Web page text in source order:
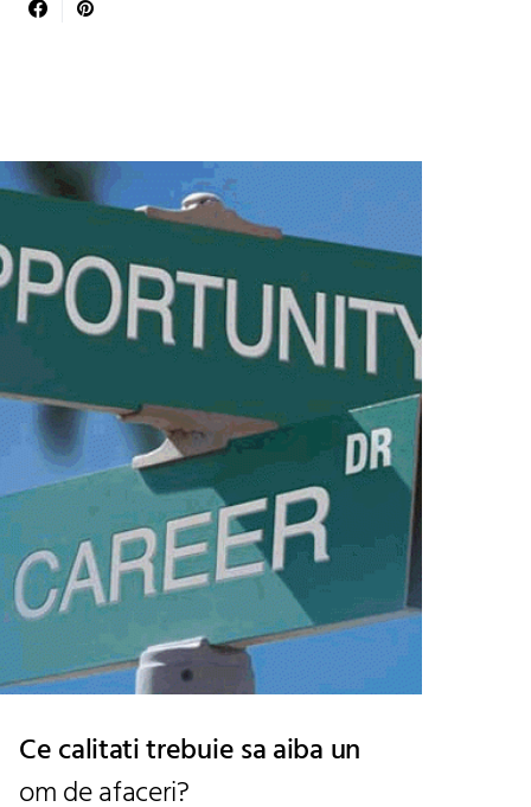
Ce calitati trebuie sa aiba un
om de afaceri?